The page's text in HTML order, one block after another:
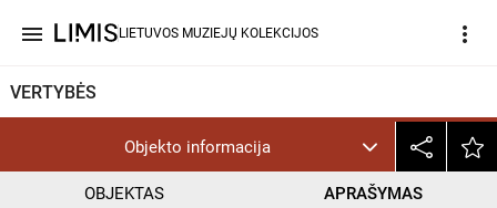
menu LIETUVOS MUZIEJŲ KOLEKCIJOS more_vert
VERTYBĖS
Objekto informacija
OBJEKTAS APRAŠYMAS